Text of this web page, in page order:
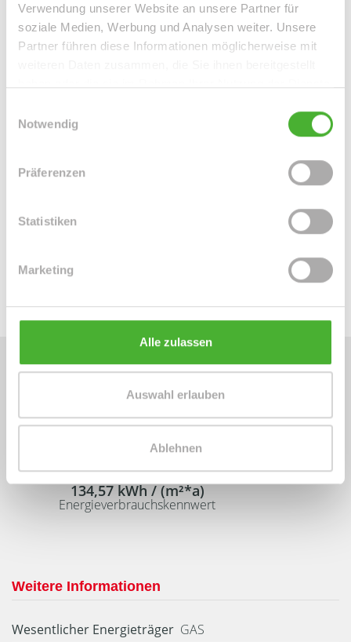
Verwendung unserer Website an unsere Partner für
soziale Medien, Werbung und Analysen weiter. Unsere
Partner führen diese Informationen möglicherweise mit
Notwendig
Präferenzen
Statistiken
Marketing
Alle zulassen
Auswahl erlauben
Ablehnen
Frau Peggy Günther
Telefax: 004934298549075
Energieausweis (Verbrauchsausweis)
134,57 kWh / (m²*a)
Energieverbrauchskennwert
Weitere Informationen
Wesentlicher Energieträger GAS